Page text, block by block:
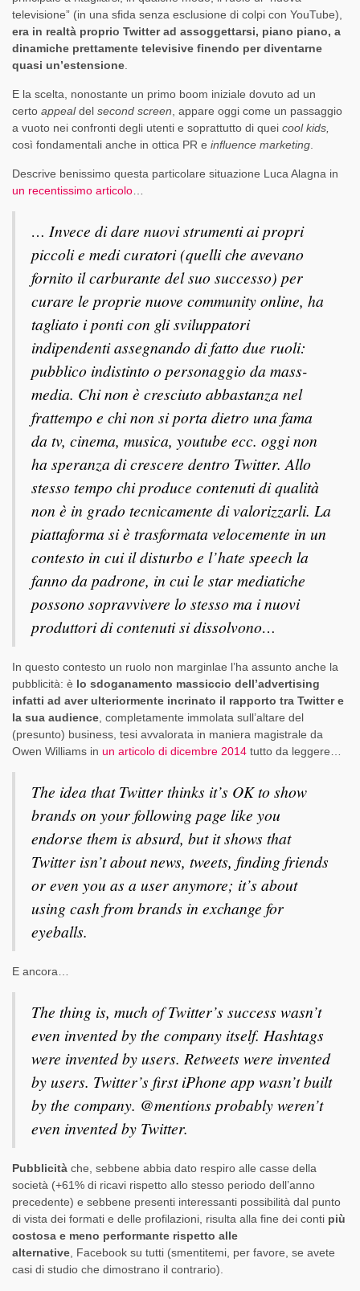
televisione” (in una sfida senza esclusione di colpi con YouTube),
era in realtà proprio Twitter ad assoggettarsi, piano piano, a
dinamiche prettamente televisive finendo per diventarne
quasi un’estensione.
E la scelta, nonostante un primo boom iniziale dovuto ad un
certo appealdel second screen, appare oggi come un passaggio
a vuoto nei confronti degli utenti e soprattutto di quei cool kids,
così fondamentali anche in ottica PR e influence marketing.
Descrive benissimo questa particolare situazione Luca Alagna in
un recentissimo articolo…
… Invece di dare nuovi strumenti ai propri
piccoli e medi curatori (quelli che avevano
fornito il carburante del suo successo) per
curare le proprie nuove community online, ha
tagliato i ponti con gli sviluppatori
indipendenti assegnando di fatto due ruoli:
pubblico indistinto o personaggio da mass-
media. Chi non è cresciuto abbastanza nel
frattempo e chi non si porta dietro una fama
da tv, cinema, musica, youtube ecc. oggi non
ha speranza di crescere dentro Twitter. Allo
stesso tempo chi produce contenuti di qualità
non è in grado tecnicamente di valorizzarli. La
piattaforma si è trasformata velocemente in un
contesto in cui il disturbo e l’hate speech la
fanno da padrone, in cui le star mediatiche
possono sopravvivere lo stesso ma i nuovi
produttori di contenuti si dissolvono…
In questo contesto un ruolo non marginlae l’ha assunto anche la
pubblicità: è lo sdoganamento massiccio dell’advertising
infatti ad aver ulteriormente incrinato il rapporto tra Twitter e
la sua audience, completamente immolata sull’altare del
(presunto) business, tesi avvalorata in maniera magistrale da
Owen Williams in un articolo di dicembre 2014 tutto da leggere…
The idea that Twitter thinks it’s OK to show
brands on your following page like you
endorse them is absurd, but it shows that
Twitter isn’t about news, tweets, finding friends
or even you as a user anymore; it’s about
using cash from brands in exchange for
eyeballs.
E ancora…
The thing is, much of Twitter’s success wasn’t
even invented by the company itself. Hashtags
were invented by users. Retweets were invented
by users. Twitter’s first iPhone app wasn’t built
by the company. @mentions probably weren’t
even invented by Twitter.
Pubblicità che, sebbene abbia dato respiro alle casse della
società (+61% di ricavi rispetto allo stesso periodo dell’anno
precedente) e sebbene presenti interessanti possibilità dal punto
di vista dei formati e delle profilazioni, risulta alla fine dei conti più
costosa e meno performante rispetto alle
alternative, Facebook su tutti (smentitemi, per favore, se avete
casi di studio che dimostrano il contrario).